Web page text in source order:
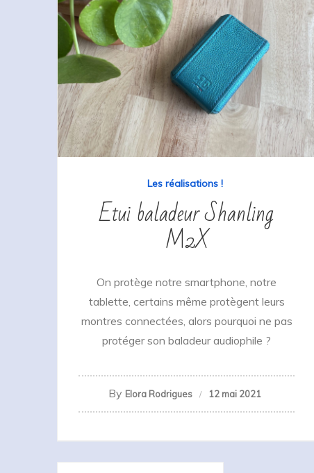
Les réalisations !
Etui baladeur Shanling
M2X
On protège notre smartphone, notre
tablette, certains même protègent leurs
montres connectées, alors pourquoi ne pas
protéger son baladeur audiophile ?
By Elora Rodrigues 12 mai 2021